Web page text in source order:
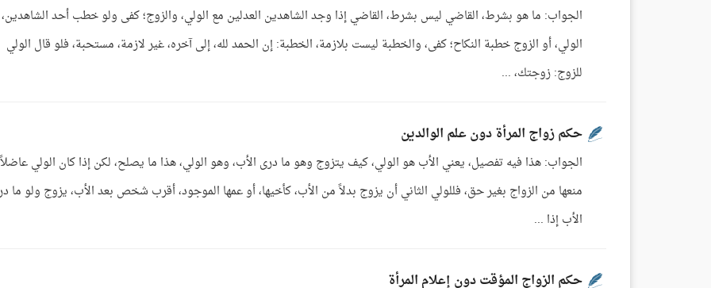
الجواب: ما هو بشرط، القاضي ليس بشرط، القاضي إذا وجد الشاهدين العدلين مع الولي، والزوج؛ كفى ولو خطب أحد
الولي، أو الزوج خطبة النكاح؛ كفى، والخطبة ليست بلازمة، الخطبة: إن الحمد لله، إلى آخره، غير لازمة، مستحبة، فلو قال الولي
للزوج: زوجتك، ...
حكم زواج المرأة دون علم الوالدين
الجواب: هذا فيه تفصيل، يعني الأب هو الولي، كيف يتزوج وهو ما درى الأب، وهو الولي، هذا ما يصلح، لكن إذا كان الولي
منعها من الزواج بغير حق، فللولي الثاني أن يزوج بدلاً من الأب، كأخيها، أو عمها الموجود، أقرب شخص بعد الأب، يزوج ولو ما
الأب إذا ...
حكم الزواج المؤقت دون إعلام المرأة